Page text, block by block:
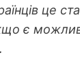
це
є